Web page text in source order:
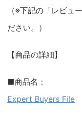
（※下記の「レビュ
ださい。）
【商品の詳細】
■商品名：
Expert Buyers File